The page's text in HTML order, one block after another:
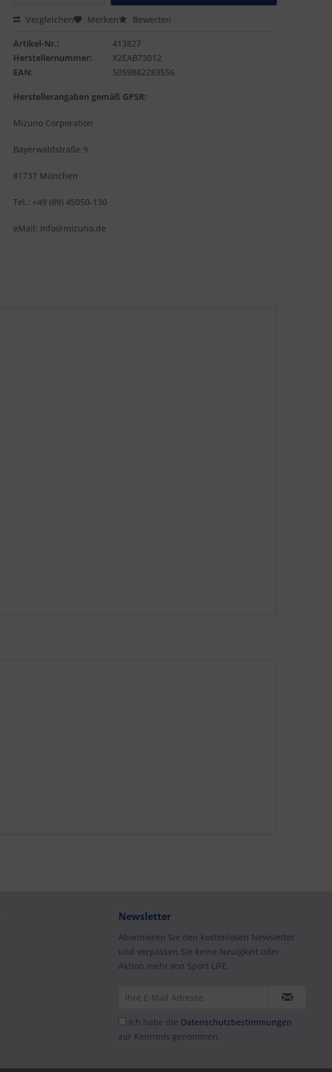
Vergleichen Merken Bewerten
Artikel-Nr.:
413827
Herstellernummer:
X2EAB73012
EAN:
5059882283556
Herstellerangaben gemäß GPSR:
Mizuno Corporation
Bayerwaldstraße 9
81737 München
Tel.: +49 (89) 45050-130
eMail: info@mizuno.de
Newsletter
Abonnieren Sie den kostenlosen Newsletter
und verpassen Sie keine Neuigkeit oder
Aktion mehr von Sport LIFE.
Ich habe die Datenschutzbestimmungen
zur Kenntnis genommen.